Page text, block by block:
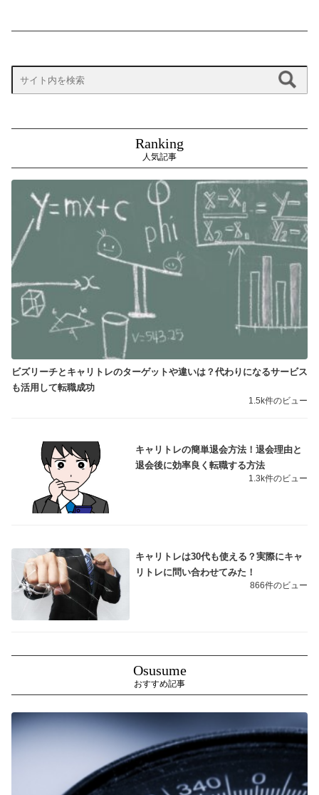
Ranking
人気記事
ビズリーチとキャリトレのターゲットや違いは？代わりになるサービス
も活用して転職成功
1.5k件のビュー
キャリトレの簡単退会方法！退会理由と
退会後に効率良く転職する方法
1.3k件のビュー
キャリトレは30代も使える？実際にキャ
リトレに問い合わせてみた！
866件のビュー
Osusume
おすすめ記事